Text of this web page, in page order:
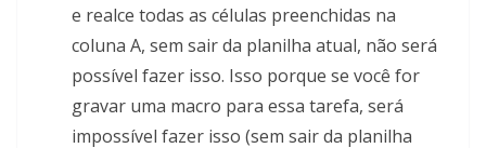
e realce todas as células preenchidas na
coluna A, sem sair da planilha atual, não será
possível fazer isso. Isso porque se você for
gravar uma macro para essa tarefa, será
impossível fazer isso (sem sair da planilha